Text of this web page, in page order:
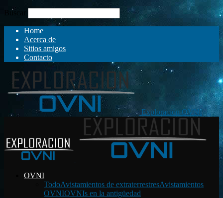
Buscar
Home
Acerca de
Sitios amigos
Contacto
Exploración OVNI
OVNI
TodoAvistamientos de extraterrestresAvistamientos
OVNIOVNIs en la antigüedad